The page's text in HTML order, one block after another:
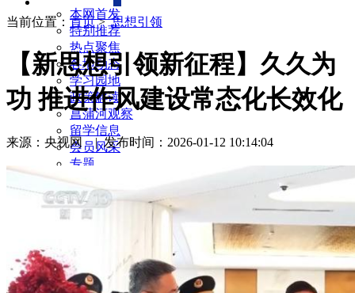
本网首发
特别推荐
热点聚焦
各地动态
学习园地
政策解读
菖蒲河观察
留学信息
会员风采
专题
民间外交
服务社会
留学生杂志
当前位置： 首页>思想引领
【新思想引领新征程】久久为
功 推进作风建设常态化长效化
来源：央视网 |发布时间：2026-01-12 10:14:04